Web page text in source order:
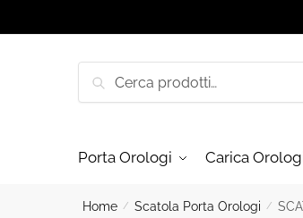
to
to
Cerca
Porta Orologi Carica
Home / Scatola Porta Orologi /